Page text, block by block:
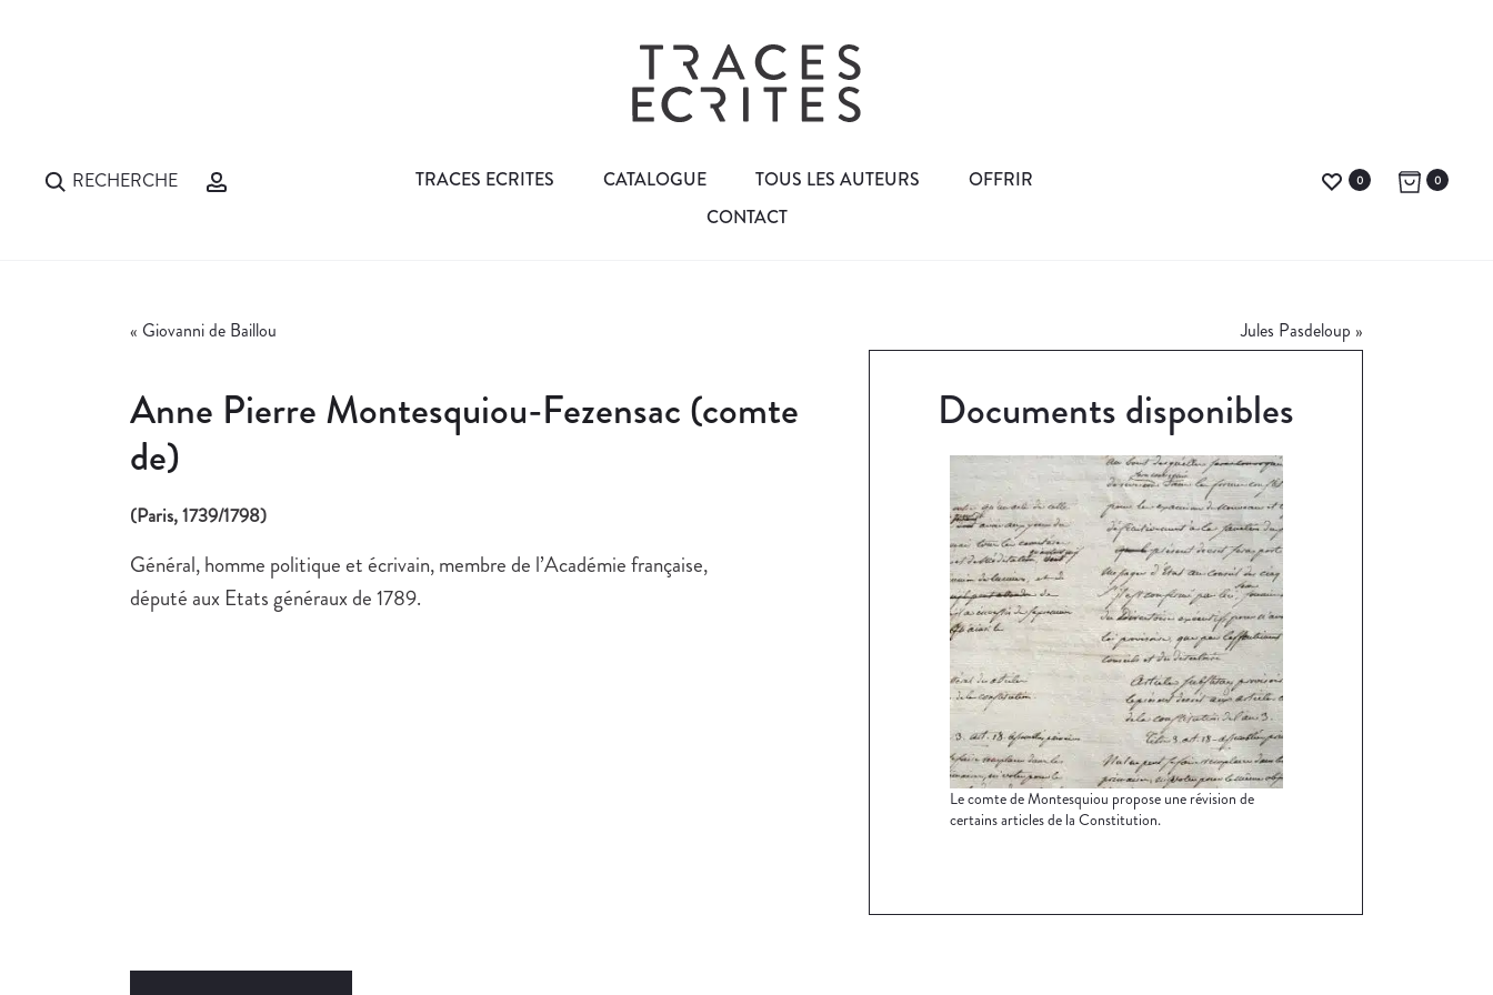
RECHERCHE TRACES ECRITES CATALOGUE TOUS LES AUTEURS
OFFRIR
CONTACT
0 0
« Giovanni de Baillou Jules Pasdeloup »
Anne Pierre Montesquiou-Fezensac (comte
de)
(Paris, 1739/1798)
Général, homme politique et écrivain, membre de l’Académie française,
député aux Etats généraux de 1789.
Documents disponibles
Le comte de Montesquiou propose une révision de
certains articles de la Constitution.